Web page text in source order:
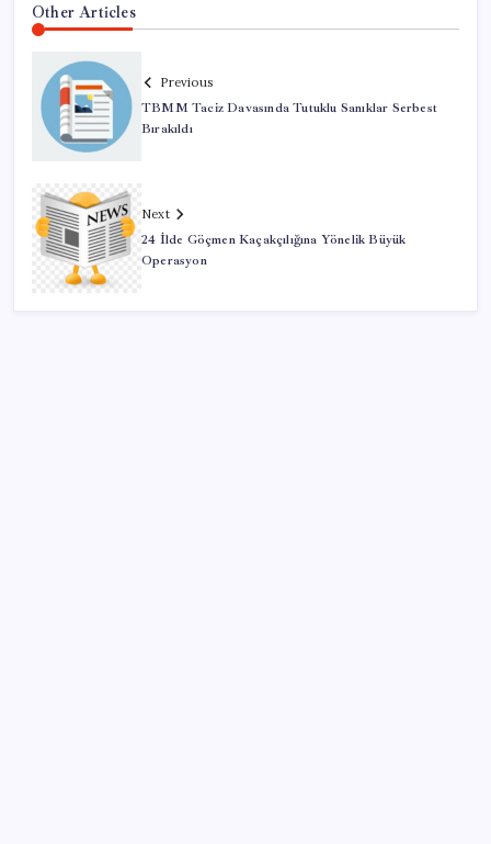
Other Articles
Previous
TBMM Taciz Davasında Tutuklu Sanıklar Serbest
Bırakıldı
Next
24 İlde Göçmen Kaçakçılığına Yönelik Büyük
Operasyon